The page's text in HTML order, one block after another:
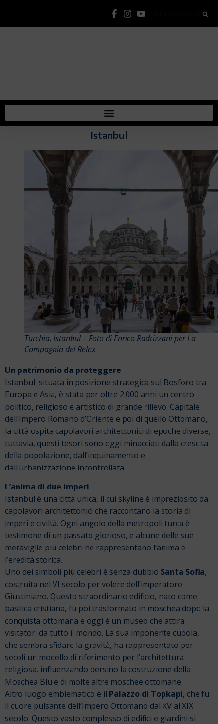
Istanbul
Turchia, Istanbul – Foto di Enrico Radrizzani per La
Compagnia del Relax
Un patrimonio da proteggere
Istanbul, situata in posizione strategica sul Bosforo tra
Europa e Asia, è stata per oltre 2.000 anni un centro
politico, religioso e artistico di grande rilievo. Capitale
dell’Impero Romano d’Oriente e poi di quello Ottomano,
la città ospita capolavori architettonici di epoche diverse,
tuttavia, questi tesori sono oggi minacciati dalla crescita
della popolazione, dall’inquinamento e
dall’urbanizzazione incontrollata.
L’anima di due imperi
Istanbul è una città unica, il cui skyline è impreziosito da
capolavori architettonici che raccontano la storia di
imperi e civiltà. Ogni angolo della metropoli turca è
testimone di un passato glorioso, e alcune delle sue
meraviglie più celebri ne rappresentano l’anima e
l’eredità storica.
Uno dei simboli più celebri è senza dubbio Santa Sofia,
costruita nel VI secolo per volere dell’imperatore
Giustiniano. Questo straordinario edificio, nato come
basilica cristiana, fu poi trasformato in moschea dopo la
conquista ottomana e oggi è un museo che attira
visitatori da tutto il mondo. La sua imponente cupola,
che sembra sfidare la gravità, ha rappresentato per
secoli un modello di riferimento per l’architettura
religiosa, influenzando persino la costruzione della
Moschea Blu e di molte altre moschee ottomane.
Altro luogo emblematico è il Palazzo di Topkapi, che fu
il cuore pulsante dell’Impero Ottomano dal XV al XIX
secolo. Questo vasto complesso di edifici e giardini si